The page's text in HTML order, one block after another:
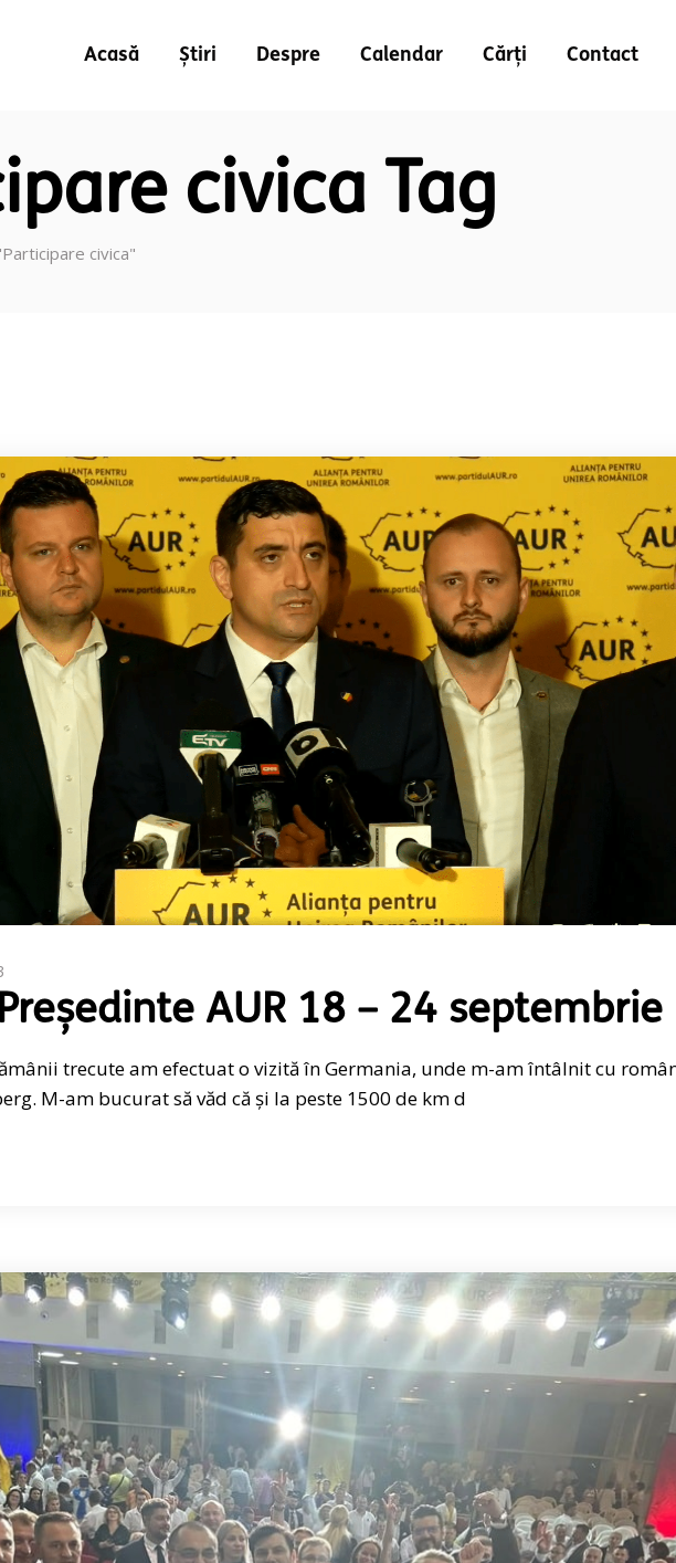
Acasă Știri Despre Calendar Cărți Contact
civica Tag
civica"
AUR 18 – 24 septembrie
trecute am efectuat o vizită în Germania, unde m-am întâlnit cu
M-am bucurat să văd că și la peste 1500 de km d